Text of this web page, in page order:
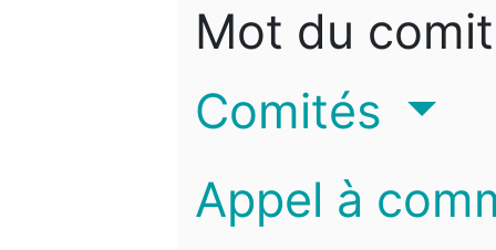
Mot du
Comités
Appel à